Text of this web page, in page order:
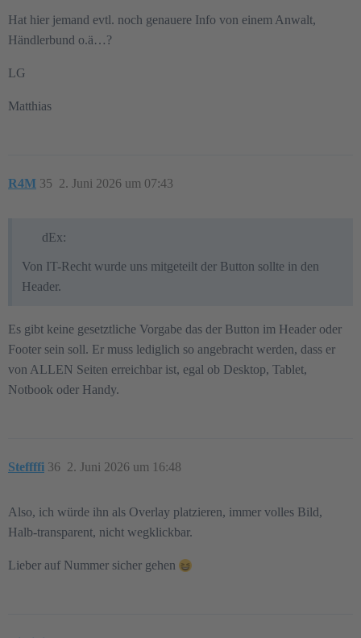
Hat hier jemand evtl. noch genauere Info von einem Anwalt,
Händlerbund o.ä…?
LG
Matthias
R4M 2. Juni 2026 um 07:43
35
dEx:
Von IT-Recht wurde uns mitgeteilt der Button sollte in den
Header.
Es gibt keine gesetztliche Vorgabe das der Button im Header oder
Footer sein soll. Er muss lediglich so angebracht werden, dass er
von ALLEN Seiten erreichbar ist, egal ob Desktop, Tablet,
Notbook oder Handy.
Steffffi 2. Juni 2026 um 16:48
36
Also, ich würde ihn als Overlay platzieren, immer volles Bild,
Halb-transparent, nicht wegklickbar.
Lieber auf Nummer sicher gehen